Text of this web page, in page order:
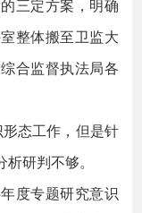
三定方案，明确
整体搬至卫监大
合监督执法局各
态工作，但是针
研判不够。
度专题研究意识